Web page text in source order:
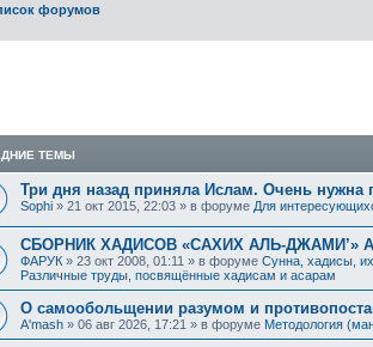
форумов
ТЕМЫ
Три дня назад приняла Ислам. Очень нужна
Sophi » 21 окт 2015, 22:03 » в форуме Для
СБОРНИК ХАДИСОВ «САХИХ АЛЬ-ДЖАМИ’»
ФАРУК » 23 окт 2008, 01:11 » в форуме Сунна, хадисы,
Различные труды, посвящённые хадисам и асарам
О самообольщении разумом и
A'mash » 06 авг 2026, 17:21 » в форуме Методология